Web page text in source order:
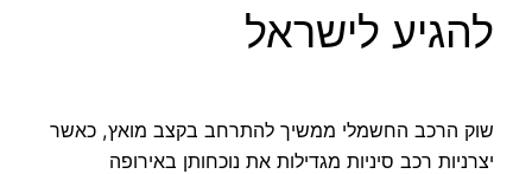
להגיע לישראל
שוק הרכב החשמלי ממשיך להתרחב בקצב מואץ, כאשר
יצרניות רכב סיניות מגדילות את נוכחותן באירופה